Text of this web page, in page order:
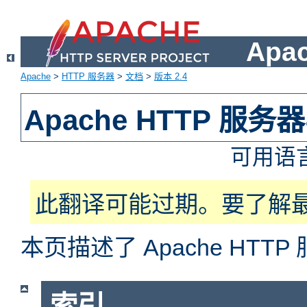
Apache > HTTP 服务器 > 文档 > 版本 2.4
Apache HTTP 服务
可用语
此翻译可能过期。要了解
本页描述了 Apache HTTP